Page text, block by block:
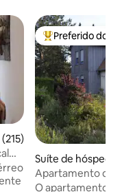
uma avaliação média de
Entre os
Preferido dos
Suíte de
Apartamento de
nos arredores de
O apartamento